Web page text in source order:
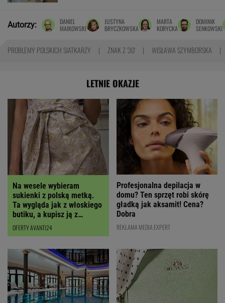
Autorzy:
DANIEL
MAIKOWSKI
JUSTYNA
BRYCZKOWSKA
MARTA
KORYCKA
DOMINIK
SENKOWSKI
PROBLEMY POLSKICH SIATKARZY ZNAK Z '30' WISŁAWA SZYMBORSKA
LETNIE OKAZJE
Na wesele wybieram
sukienki z polską metką.
Ta wygląda jak z włoskiego
butiku, a kupisz ją z
RABATEM
OFERTY AVANTI24
Profesjonalna depilacja w
domu? Ten sprzęt robi skórę
gładką jak aksamit! Cena?
Dobra
REKLAMA MEDIA EXPERT